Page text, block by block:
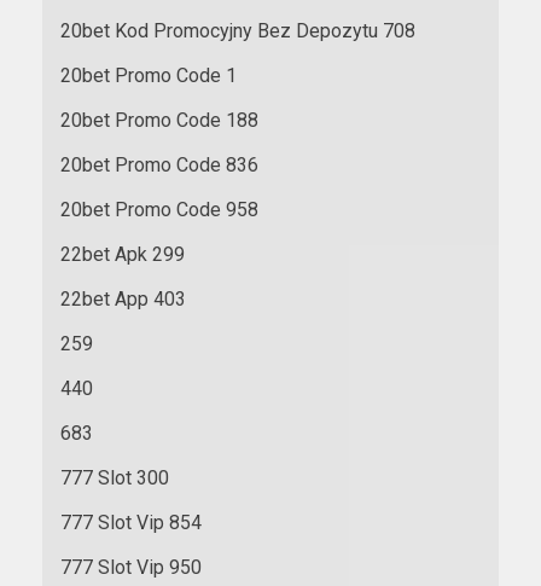
20bet Kod Promocyjny Bez Depozytu 708
20bet Promo Code 1
20bet Promo Code 188
20bet Promo Code 836
20bet Promo Code 958
22bet Apk 299
22bet App 403
259
440
683
777 Slot 300
777 Slot Vip 854
777 Slot Vip 950